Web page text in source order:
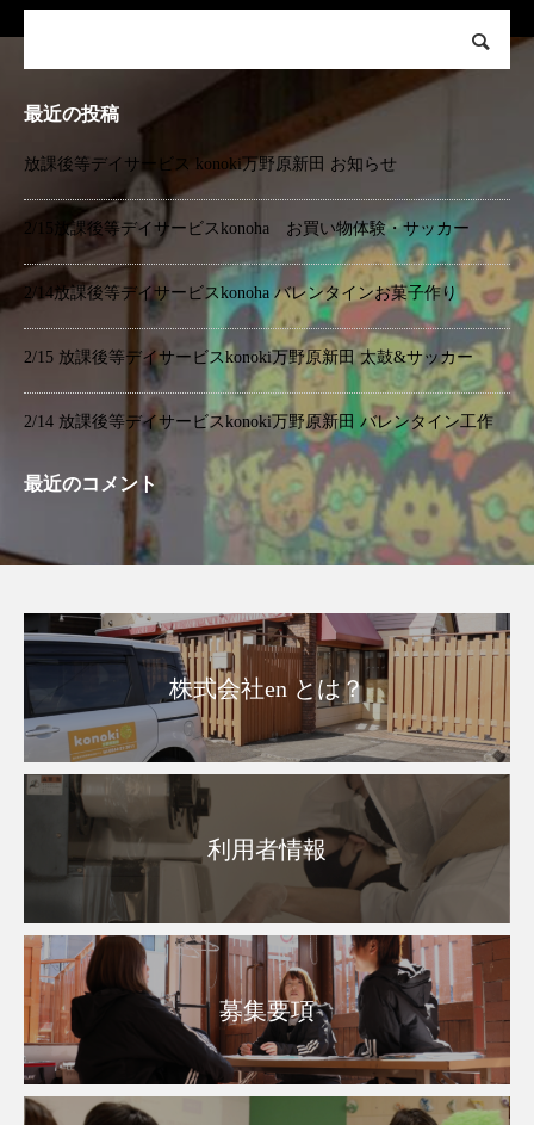
最近の投稿
放課後等デイサービス konoki万野原新田 お知らせ
2/15放課後等デイサービスkonoha お買い物体験・サッカー
2/14放課後等デイサービスkonoha バレンタインお菓子作り
2/15 放課後等デイサービスkonoki万野原新田 太鼓&サッカー
2/14 放課後等デイサービスkonoki万野原新田 バレンタイン工作
最近のコメント
株式会社en とは？
利用者情報
募集要項